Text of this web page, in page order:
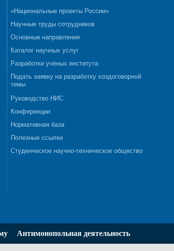
«Национальные проекты России»
Научные труды сотрудников
Основные направления
Каталог научных услуг
Разработки учёных института
Подать заявку на разработку хоздоговорной
темы
Руководство НИС
Конференции
Нормативная база
Полезные ссылки
Студенческое научно-техническое общество
Антимонопольная деятельность